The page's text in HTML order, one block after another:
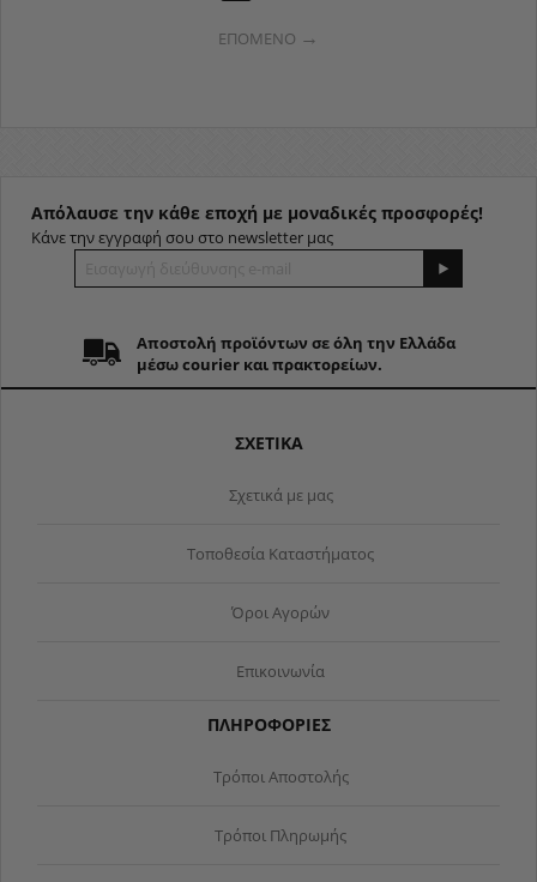
ΕΠΌΜΕΝΟ
Απόλαυσε την κάθε εποχή με μοναδικές προσφορές!
Κάνε την εγγραφή σου στο newsletter μας
Αποστολή προϊόντων σε όλη την Ελλάδα
μέσω courier και πρακτορείων.
ΣΧΕΤΙΚΑ
Σχετικά με μας
Τοποθεσία Καταστήματος
Όροι Αγορών
Επικοινωνία
ΠΛΗΡΟΦΟΡΙΕΣ
Τρόποι Αποστολής
Τρόποι Πληρωμής